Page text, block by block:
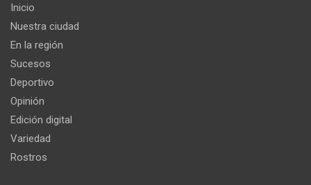
Inicio
Nuestra ciudad
En la región
Sucesos
Deportivo
Opinión
Edición digital
Variedad
Rostros